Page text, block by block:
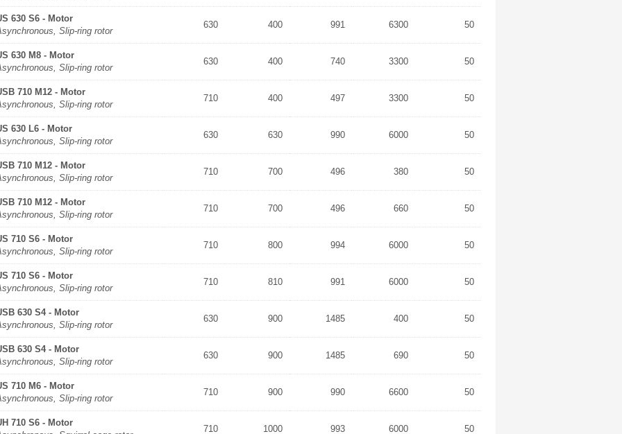
630 S6 - Motor
Slip-ring rotor
630 400 991 6300 50
630 M8 - Motor
Slip-ring rotor
630 400 740 3300 50
710 M12 - Motor
Slip-ring rotor
710 400 497 3300 50
630 L6 - Motor
Slip-ring rotor
630 630 990 6000 50
710 M12 - Motor
Slip-ring rotor
710 700 496 380 50
710 M12 - Motor
Slip-ring rotor
710 700 496 660 50
710 S6 - Motor
Slip-ring rotor
710 800 994 6000 50
710 S6 - Motor
Slip-ring rotor
710 810 991 6000 50
630 S4 - Motor
Slip-ring rotor
630 900 1485 400 50
630 S4 - Motor
Slip-ring rotor
630 900 1485 690 50
710 M6 - Motor
Slip-ring rotor
710 900 990 6600 50
710 S6 - Motor
710 1000 993 6000 50